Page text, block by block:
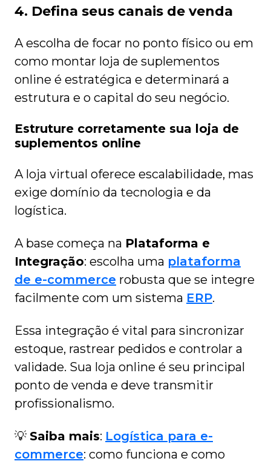
4. Defina seus canais de venda
A escolha de focar no ponto físico ou em
como montar loja de suplementos
online é estratégica e determinará a
estrutura e o capital do seu negócio.
Estruture corretamente sua loja de
suplementos online
A loja virtual oferece escalabilidade, mas
exige domínio da tecnologia e da
logística.
A base começa na Plataforma e
Integração: escolha uma plataforma
de e-commerce robusta que se integre
facilmente com um sistema ERP.
Essa integração é vital para sincronizar
estoque, rastrear pedidos e controlar a
validade. Sua loja online é seu principal
ponto de venda e deve transmitir
profissionalismo.
💡 Saiba mais: Logística para e-
commerce: como funciona e como